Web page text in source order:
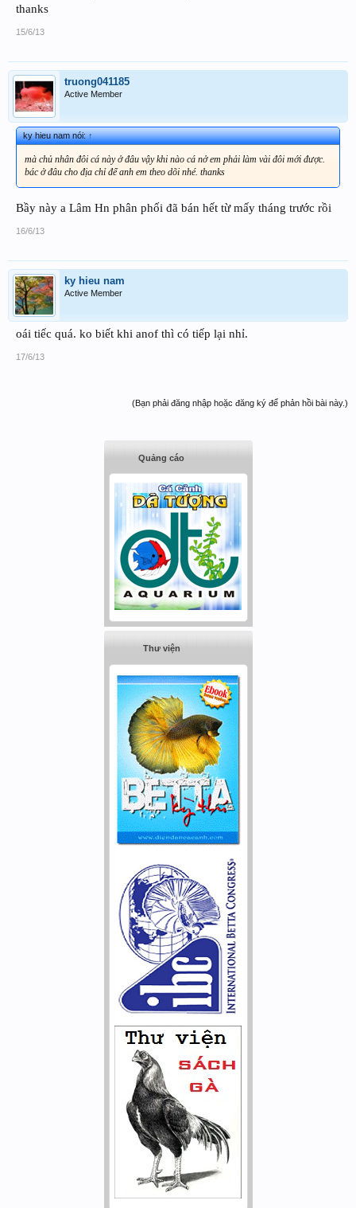
thanks
15/6/13
truong041185
Active Member
ky hieu nam nói:↑
mà chủ nhân đôi cá này ở đâu vậy khi nào cá nở em phải làm vài đôi mới được.
bác ở đâu cho địa chỉ để anh em theo dõi nhé. thanks
Bầy này a Lâm Hn phân phối đã bán hết từ mấy tháng trước rồi
16/6/13
ky hieu nam
Active Member
oái tiếc quá. ko biết khi anof thì có tiếp lại nhỉ.
17/6/13
(Bạn phải đăng nhập hoặc đăng ký để phản hồi bài này.)
Quảng cáo
Thư viện